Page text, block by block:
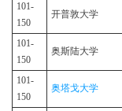
101-
150
开普敦大学
101-
150
奥斯陆大学
101-
150
奥塔戈大学